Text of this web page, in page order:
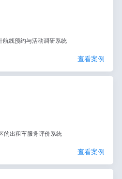
航线预约与活动调研系统
查看案例
的出租车服务评价系统
查看案例